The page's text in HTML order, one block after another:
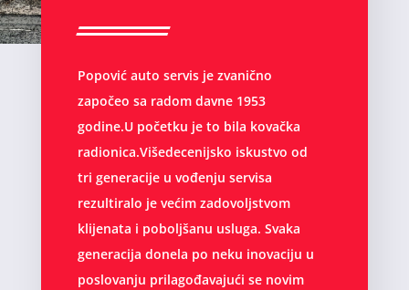
Popović auto servis je zvanično
započeo sa radom davne 1953
godine.U početku je to bila kovačka
radionica.Višedecenijsko iskustvo od
tri generacije u vođenju servisa
rezultiralo je većim zadovoljstvom
klijenata i poboljšanu usluga. Svaka
generacija donela po neku inovaciju u
poslovanju prilagođavajući se novim